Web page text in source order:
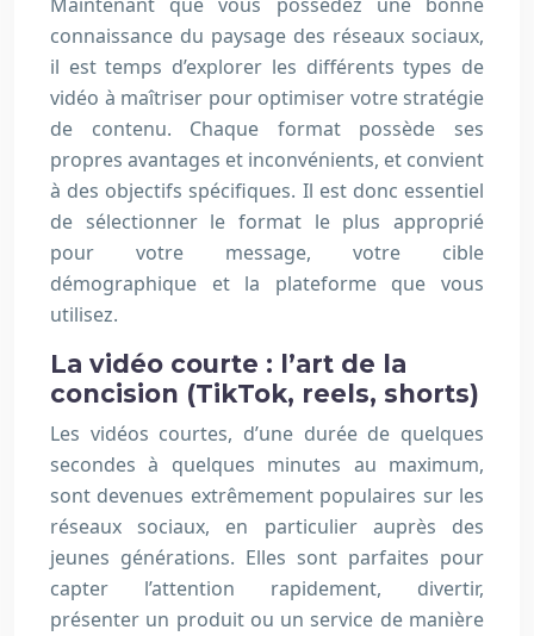
connaissance du paysage des réseaux sociaux,
il est temps d’explorer les différents types de
vidéo à maîtriser pour optimiser votre stratégie
de contenu. Chaque format possède ses
propres avantages et inconvénients, et convient
à des objectifs spécifiques. Il est donc essentiel
de sélectionner le format le plus approprié
pour votre message, votre cible
démographique et la plateforme que vous
utilisez.
La vidéo courte : l’art de la
concision (TikTok, reels, shorts)
Les vidéos courtes, d’une durée de quelques
secondes à quelques minutes au maximum,
sont devenues extrêmement populaires sur les
réseaux sociaux, en particulier auprès des
jeunes générations. Elles sont parfaites pour
capter l’attention rapidement, divertir,
présenter un produit ou un service de manière